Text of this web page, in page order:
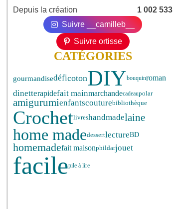
Depuis la création
1 002 533
Suivre __camilleb__
Suivre ortisse
CATÉGORIES
gourmandisedéficotonDIYbouquinroman
dinetterapidefait mainmarchandecadeaupolar
amigurumienfantscouturebibliothèque
Crochetlivreshandmadelaine
home madedessertlectureBD
homemadefait maisonphildarjouet
facilepile à lire